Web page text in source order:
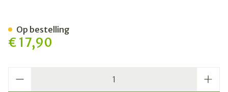
€ 17,90
Op bestelling